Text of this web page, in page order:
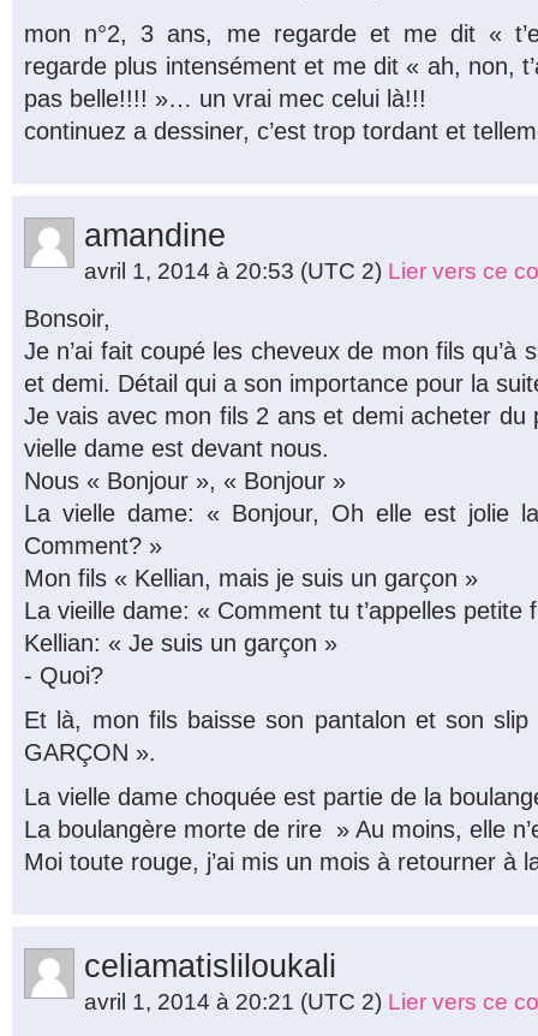
mon n°2, 3 ans, me regarde et me dit «
regarde plus intensément et me dit « ah, non,
pas belle!!!! »… un vrai mec celui là!!!
continuez a dessiner, c’est trop tordant et
amandine
avril 1, 2014 à 20:53 (UTC 2) Lier vers ce
Bonsoir,
Je n’ai fait coupé les cheveux de mon fils qu’à
et demi. Détail qui a son importance pour la
Je vais avec mon fils 2 ans et demi acheter du
vielle dame est devant nous.
Nous « Bonjour », « Bonjour »
La vielle dame: « Bonjour, Oh elle est jolie
Comment? »
Mon fils « Kellian, mais je suis un garçon »
La vieille dame: « Comment tu t’appelles petite
Kellian: « Je suis un garçon »
- Quoi?
Et là, mon fils baisse son pantalon et son
GARÇON ».
La vielle dame choquée est partie de la
La boulangère morte de rire » Au moins, elle
Moi toute rouge, j’ai mis un mois à retourner à
celiamatisliloukali
avril 1, 2014 à 20:21 (UTC 2) Lier vers ce